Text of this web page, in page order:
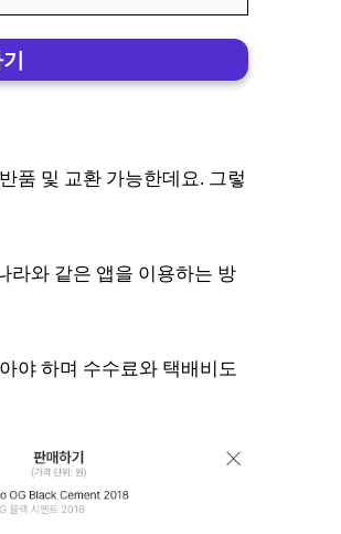
품 및 교환 가능한데요. 그렇
라와 같은 앱을 이용하는 방
야 하며 수수료와 택배비도